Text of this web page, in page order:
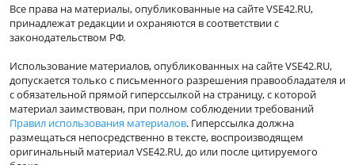
Все права на материалы, опубликованные на сайте VSE42.RU,
принадлежат редакции и охраняются в соответствии с
законодательством РФ.
Использование материалов, опубликованных на сайте VSE42.RU,
допускается только с письменного разрешения правообладателя и
с обязательной прямой гиперссылкой на страницу, с которой
материал заимствован, при полном соблюдении требований
Правил использования материалов. Гиперссылка должна
размещаться непосредственно в тексте, воспроизводящем
оригинальный материал VSE42.RU, до или после цитируемого